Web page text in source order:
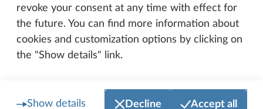
revoke your consent at any time with effect for
the future. You can find more information about
cookies and customization options by clicking on
the "Show details" link.
Show details Decline Accept all
integrados aportan al interior una imagen elegante y
inspiración náutica que ya destacó en la PRESTIGE
nuevo detalle decorativo en rojo oscuro del diseño